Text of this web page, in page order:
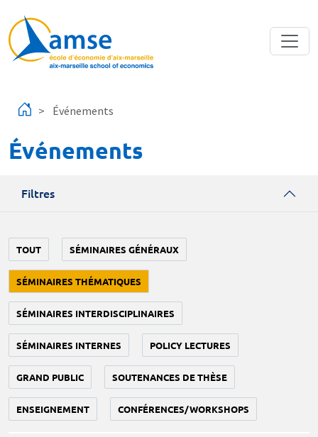
Événements
Événements
Filtres
TOUT SÉMINAIRES GÉNÉRAUX
SÉMINAIRES THÉMATIQUES
SÉMINAIRES INTERDISCIPLINAIRES
SÉMINAIRES INTERNES POLICY LECTURES
GRAND PUBLIC SOUTENANCES DE THÈSE
ENSEIGNEMENT CONFÉRENCES/WORKSHOPS